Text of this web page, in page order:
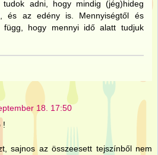
tudok adni, hogy mindig (jég)hideg
és az edény is. Mennyiségtől és
függ, hogy mennyi idő alatt tudjuk
18. 17:50
!
sajnos az összeesett tejszínből nem